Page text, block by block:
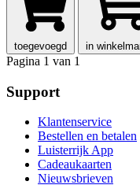
toegevoegd in
Pagina 1 van 1
Support
Klantenservice
Bestellen en betalen
Luisterrijk App
Cadeaukaarten
Nieuwsbrieven